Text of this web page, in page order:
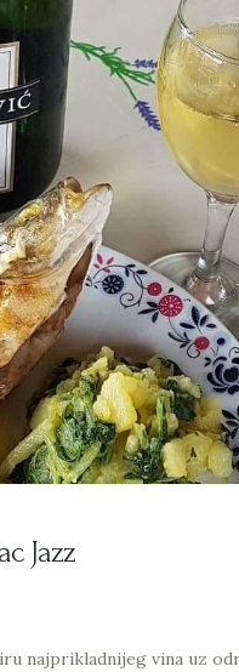
Jazz
najprikladnijeg vina uz